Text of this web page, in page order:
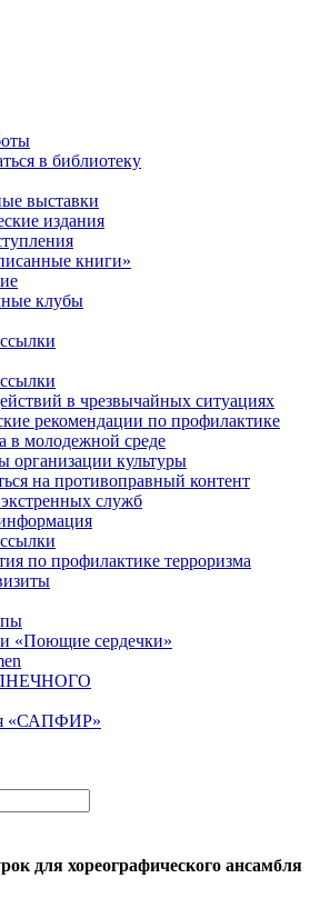
в библиотеку
выставки
издания
книги»
клубы
в чрезвычайных ситуациях
рекомендации по профилактике
в молодежной среде
организации культуры
на противоправный контент
служб
по профилактике терроризма
«Поющие сердечки»
«САПФИР»
для хореографического ансамбля